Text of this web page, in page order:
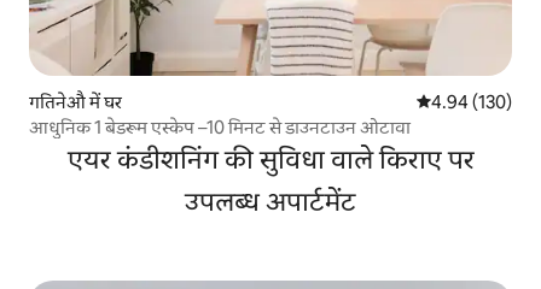
गतिनेऔ में घर औसत रेटिंग 5 में से
4.94 (130)
आधुनिक 1 बेडरूम एस्केप –10 मिनट से डाउनटाउन ओटावा
एयर कंडीशनिंग की सुविधा वाले किराए पर
उपलब्ध अपार्टमेंट